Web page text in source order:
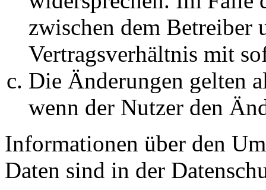
zwischen dem Betreiber
Vertragsverhältnis mit
Die Änderungen gelten
wenn der Nutzer den
Informationen über den
Daten sind in der